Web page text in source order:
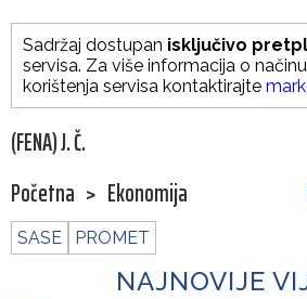
Sadržaj dostupan isključivo
servisa. Za više informacija o
korištenja servisa kontaktirajte
(FENA) J. Č.
Početna > Ekonomija
SASE PROMET
NAJNOVIJE